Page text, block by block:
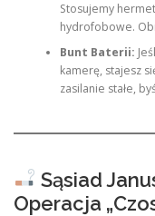
Stosujemy
hydrofobowe.
Bunt Baterii:
kamerę, stajesz
zasilanie stałe,
Sąsiad
Operacja